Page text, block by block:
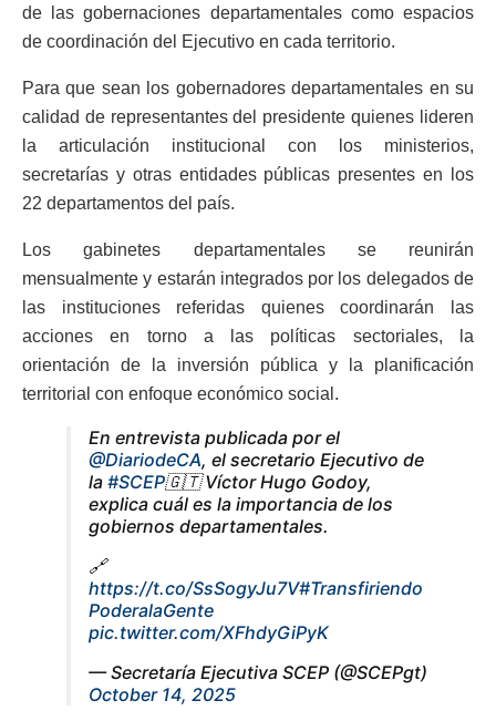
de las gobernaciones departamentales como espacios
de coordinación del Ejecutivo en cada territorio.
Para que sean los gobernadores departamentales en su
calidad de representantes del presidente quienes lideren
la articulación institucional con los ministerios,
secretarías y otras entidades públicas presentes en los
22 departamentos del país.
Los gabinetes departamentales se reunirán
mensualmente y estarán integrados por los delegados de
las instituciones referidas quienes coordinarán las
acciones en torno a las políticas sectoriales, la
orientación de la inversión pública y la planificación
territorial con enfoque económico social.
En entrevista publicada por el
@DiariodeCA, el secretario Ejecutivo de
la #SCEP🇬🇹 Víctor Hugo Godoy,
explica cuál es la importancia de los
gobiernos departamentales.
🔗
https://t.co/SsSogyJu7V#Transfiriendo
PoderalaGente
pic.twitter.com/XFhdyGiPyK
— Secretaría Ejecutiva SCEP (@SCEPgt)
October 14, 2025